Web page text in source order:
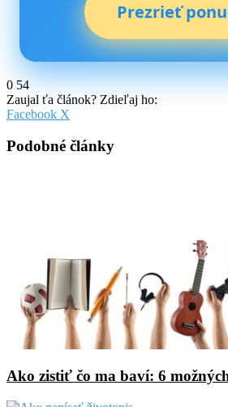
Prezrieť
0 54
Zaujal ťa článok? Zdieľaj ho:
Facebook X
Email
Podobné články
Ako zistiť čo ma baví: 6